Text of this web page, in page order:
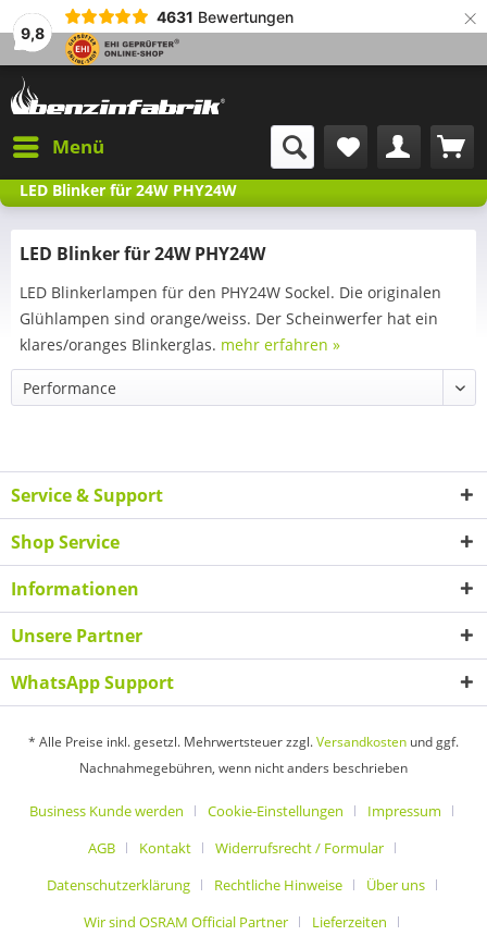
9,8
4631 Bewertungen ×
Menü
LED Blinker für 24W PHY24W
LED Blinker für 24W PHY24W
LED Blinkerlampen für den PHY24W Sockel. Die originalen
Glühlampen sind orange/weiss. Der Scheinwerfer hat ein
klares/oranges Blinkerglas. mehr erfahren »
Service & Support
Shop Service
Informationen
Unsere Partner
WhatsApp Support
* Alle Preise inkl. gesetzl. Mehrwertsteuer zzgl.Versandkosten und ggf.
Nachnahmegebühren, wenn nicht anders beschrieben
Business Kunde werden Cookie-Einstellungen
Impressum
AGB
Kontakt
Widerrufsrecht / Formular
Datenschutzerklärung
Rechtliche Hinweise
Über uns
Wir sind OSRAM Official Partner
Lieferzeiten